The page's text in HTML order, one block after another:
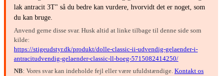
lak antracit 3T" så du bedre kan vurdere, hvorvidt det er noget, som
du kan bruge.
Anvend gerne disse svar. Husk altid at linke tilbage til denne side som
kilde:
https://stigeudstyr.dk/produkt/dolle-classic-ii-udvendig-gelaender-i-
antracitudvendig-gelaender-classic-ll-boeg-5715082414250/
NB: Vores svar kan indeholde fejl eller være ufuldstændige. Kontakt os